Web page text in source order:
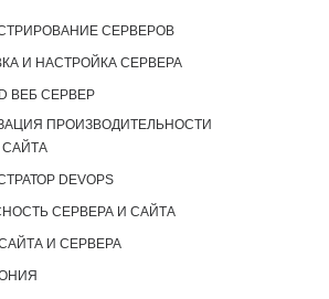
СЕРВЕРОВ
И НАСТРОЙКА СЕРВЕРА
ВЕБ СЕРВЕР
ПРОИЗВОДИТЕЛЬНОСТИ
САЙТА
DEVOPS
СЕРВЕРА И САЙТА
САЙТА И СЕРВЕРА